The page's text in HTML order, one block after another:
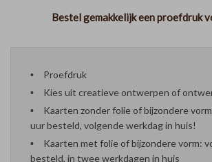
Bestel gemakkelijk een proefdruk
Proefdruk
Kies uit creatieve ontwerpen of
Kaarten zonder folie of bijzondere
uur besteld, volgende werkdag in huis!
Kaarten met folie of bijzondere vorm:
besteld, in twee werkdagen in huis